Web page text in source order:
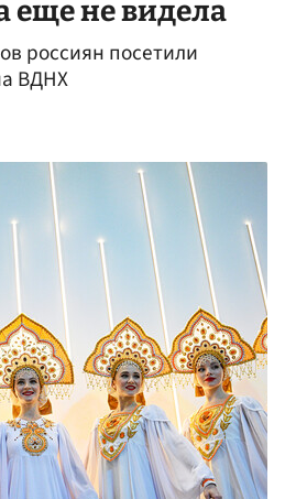
еще не видела
россиян посетили
ВДНХ